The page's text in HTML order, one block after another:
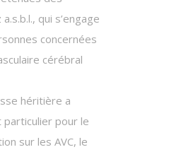
qui s’engage
concernées
cérébral
héritière a
pour le
sur les AVC, le